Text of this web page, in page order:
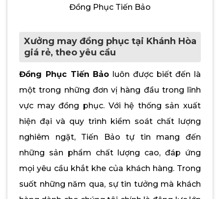
Đồng Phục Tiến Bảo
Xưởng may đồng phục tại Khánh Hòa
giá rẻ, theo yêu cầu
Đồng Phục Tiến Bảo luôn được biết đến là
một trong những đơn vị hàng đầu trong lĩnh
vực may đồng phục. Với hệ thống sản xuất
hiện đại và quy trình kiểm soát chất lượng
nghiêm ngặt, Tiến Bảo tự tin mang đến
những sản phẩm chất lượng cao, đáp ứng
mọi yêu cầu khắt khe của khách hàng. Trong
suốt những năm qua, sự tin tưởng mà khách